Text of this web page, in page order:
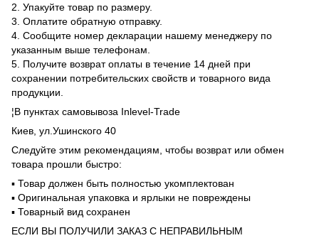
2. Упакуйте товар по размеру.
3. Оплатите обратную отправку.
4. Сообщите номер декларации нашему менеджеру по
указанным выше телефонам.
5. Получите возврат оплаты в течение 14 дней при
сохранении потребительских свойств и товарного вида
продукции.
¦В пунктах самовывоза Inlevel-Trade
Киев, ул.Ушинского 40
Следуйте этим рекомендациям, чтобы возврат или обмен
товара прошли быстро:
▪️ Товар должен быть полностью укомплектован
▪️ Оригинальная упаковка и ярлыки не повреждены
▪️ Товарный вид сохранен
ЕСЛИ ВЫ ПОЛУЧИЛИ ЗАКАЗ С НЕПРАВИЛЬНЫМ